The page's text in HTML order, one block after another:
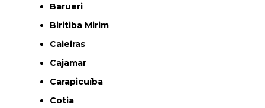
Barueri
Biritiba Mirim
Caieiras
Cajamar
Carapicuíba
Cotia